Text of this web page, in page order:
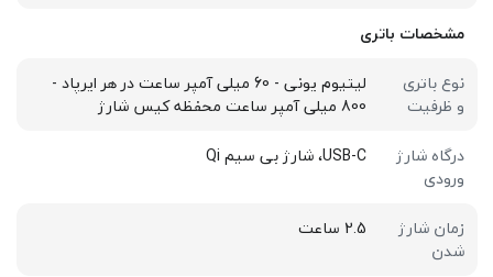
مشخصات باتری
نوع باتری
و ظرفیت
لیتیوم یونی - 60 میلی آمپر ساعت در هر ایرپاد -
800 میلی آمپر ساعت محفظه کیس شارژ
درگاه شارژ
ورودی
USB-C، شارژ بی سیم Qi
زمان شارژ
شدن
2.5 ساعت